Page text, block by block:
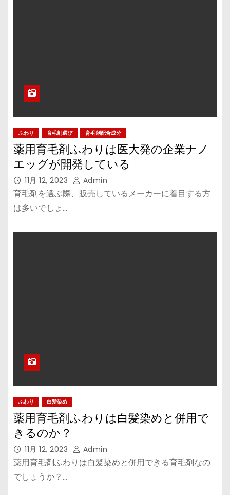
ふわり 育毛剤選び 育毛剤配合成分
薬用育毛剤ふわりは医大発の企業ナノ
エッグが開発している
11月 12, 2023 Admin
育毛剤を選ぶ際、販売しているメーカーに着目する方
は多いでしょ…
ふわり 白髪染め
薬用育毛剤ふわりは白髪染めと併用で
きるのか？
11月 12, 2023 Admin
薬用育毛剤ふわりは白髪染めと併用できる育毛剤なの
でしょうか？…